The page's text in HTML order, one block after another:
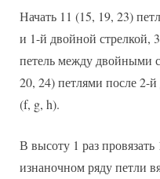
Начать 11 (15, 19, 23)
и 1-й двойной стрелкой,
петель между двойными
20, 24) петлями после 2-
(f, g, h).
В высоту 1 раз
изнаночном ряду петли